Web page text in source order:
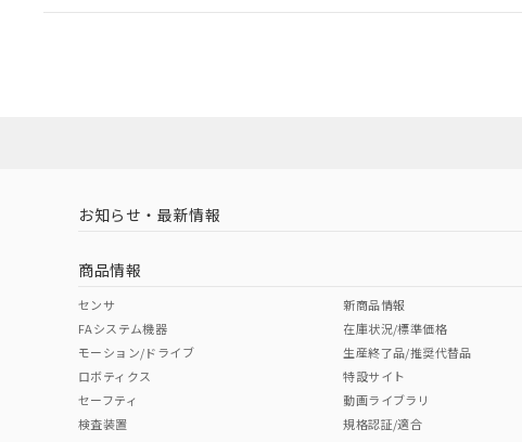
EU RoHS 注意事項・凡例
中国 RoHS 注意事項・凡例
中国 RoHS表
Pb Hg Cr(VI)
（イギリス
（ノルウェー
お知らせ・最新情報
商品情報
センサ
FAシステム機器
モーション/ドライブ
ロボティクス
セーフティ
検査装置
新商品情報
在庫状況/標準価格
生産終了品/推奨代替品
特設サイト
動画ライブラリ
規格認証/適合